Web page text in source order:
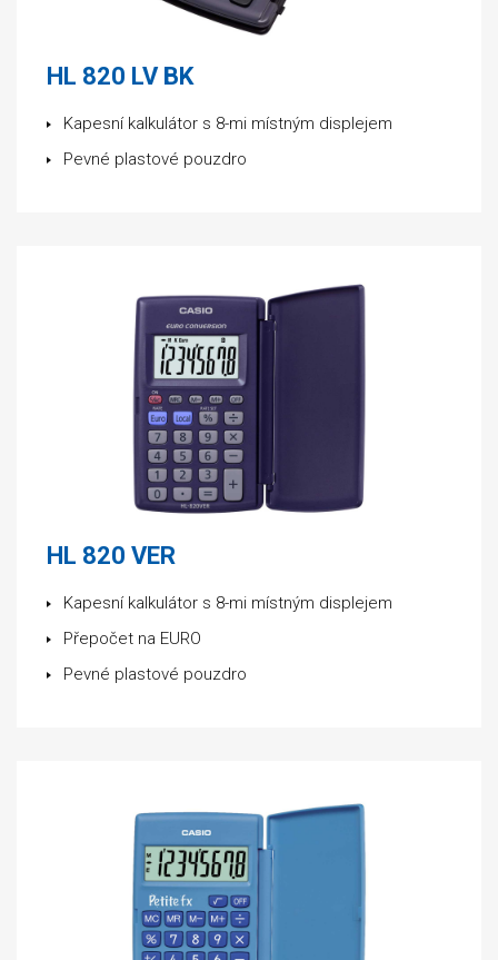
HL 820 LV BK
Kapesní kalkulátor s 8-mi místným displejem
Pevné plastové pouzdro
HL 820 VER
Kapesní kalkulátor s 8-mi místným displejem
Přepočet na EURO
Pevné plastové pouzdro